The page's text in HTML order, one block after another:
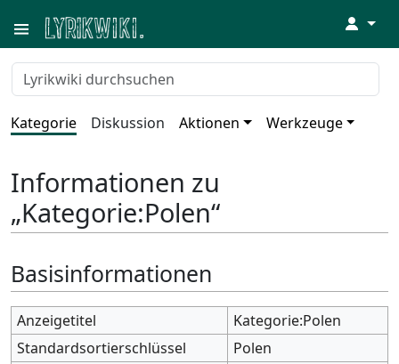
↓
Kategorie Diskussion Aktionen Werkzeuge
Informationen zu
„Kategorie:Polen“
Basisinformationen
Anzeigetitel
Kategorie:Polen
Standardsortierschlüssel
Polen